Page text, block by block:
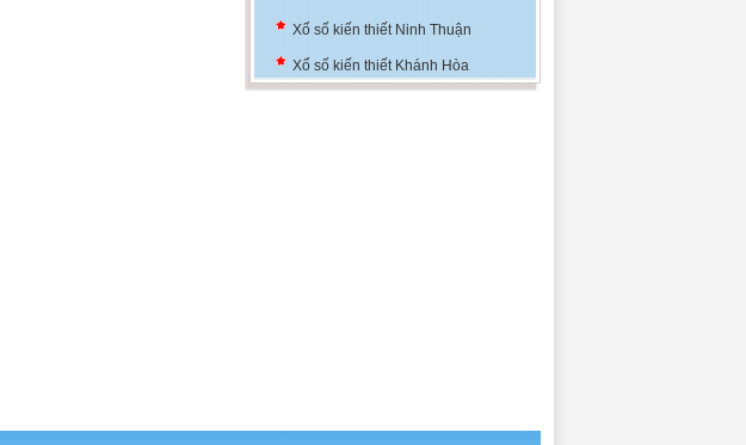
Xổ số kiến thiết Ninh Thuận
Xổ số kiến thiết Khánh Hòa
Xổ số kiến thiết Đà Nẵng